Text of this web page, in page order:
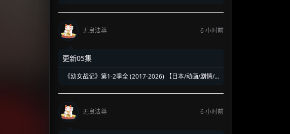
无良法尊 6 小时前
更新05集
《幼女战记》第1-2季全 (2017-2026) 【日本/动画/剧情/
异世界神作
无良法尊
6 小时前